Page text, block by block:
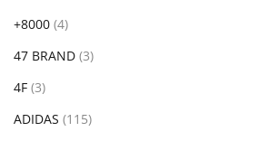
+8000 (4)
47 BRAND (3)
4F (3)
ADIDAS (115)